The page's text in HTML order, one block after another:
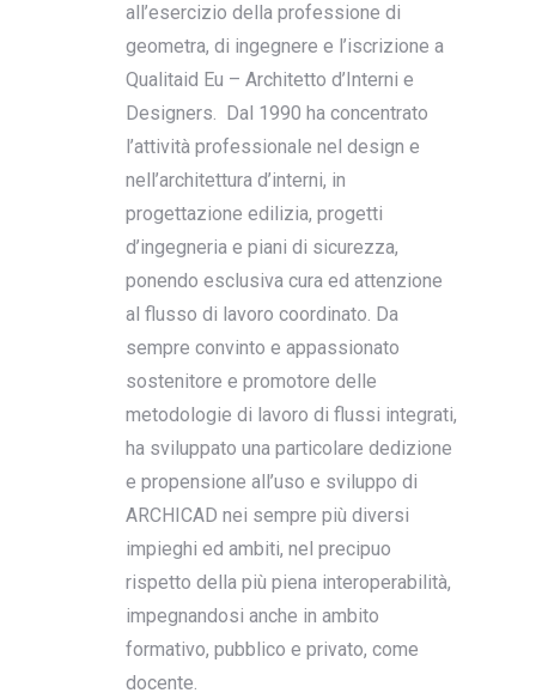
all’esercizio della professione di
geometra, di ingegnere e l’iscrizione a
Qualitaid Eu – Architetto d’Interni e
Designers. Dal 1990 ha concentrato
l’attività professionale nel design e
nell’architettura d’interni, in
progettazione edilizia, progetti
d’ingegneria e piani di sicurezza,
ponendo esclusiva cura ed attenzione
al flusso di lavoro coordinato. Da
sempre convinto e appassionato
sostenitore e promotore delle
metodologie di lavoro di flussi integrati,
ha sviluppato una particolare dedizione
e propensione all’uso e sviluppo di
ARCHICAD nei sempre più diversi
impieghi ed ambiti, nel precipuo
rispetto della più piena interoperabilità,
impegnandosi anche in ambito
formativo, pubblico e privato, come
docente.